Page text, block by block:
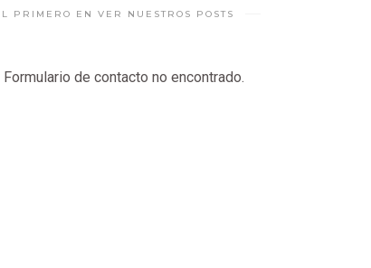
PRIMERO EN VER NUESTROS POSTS
Formulario de contacto no encontrado.